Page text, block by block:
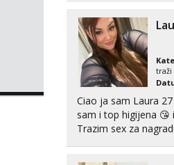
Čekam
Tel:
tel:0,93€
Vanesa
Tel:064/
tel:0,93€
traži
Ciao ja sam Laura
sam i top higijena
Trazim sex za nagradu Radim klasican sex